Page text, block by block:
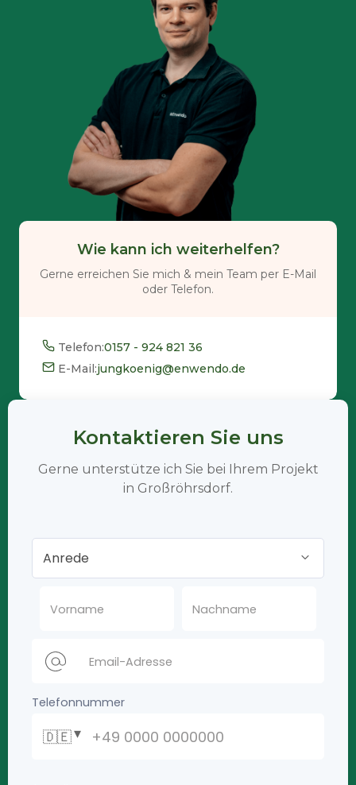
Wie kann ich weiterhelfen?
Gerne erreichen Sie mich & mein Team per E-Mail
oder Telefon.
Telefon:0157 - 924 821 36
E-Mail:jungkoenig@enwendo.de
Kontaktieren Sie uns
Gerne unterstütze ich Sie bei Ihrem Projekt
in Großröhrsdorf.